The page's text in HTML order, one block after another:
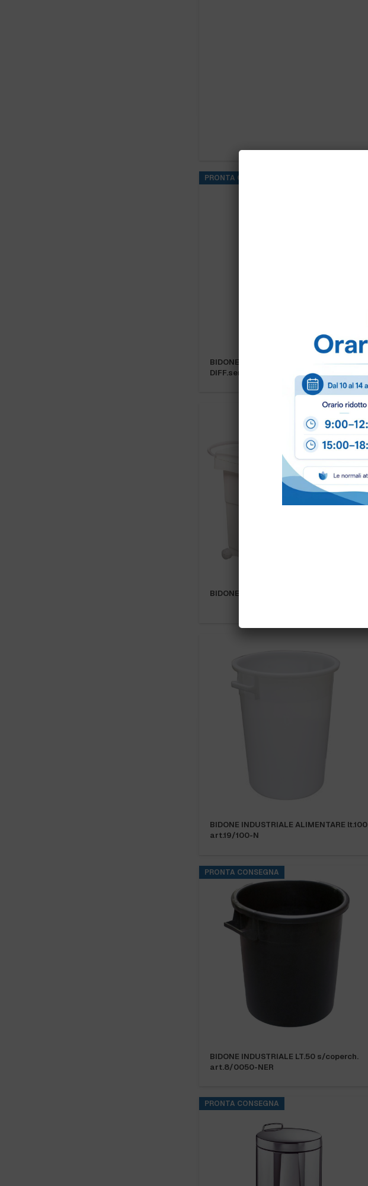
PRONTA CONSEGNA
BIDONE “CENTO” 80lt.RACCOLTA
DIFF.senz…
BIDONE “NELLO” lt.80 art.151
BIDONE INDUSTRIALE ALIMENTARE lt.100
art.19/100-N
PRONTA CONSEGNA
BIDONE INDUSTRIALE LT.50 s/coperch.
art.8/0050-NER
PRONTA CONSEGNA